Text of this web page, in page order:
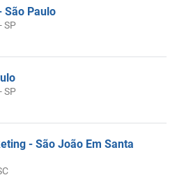
São Paulo
SP
SP
- São João Em Santa